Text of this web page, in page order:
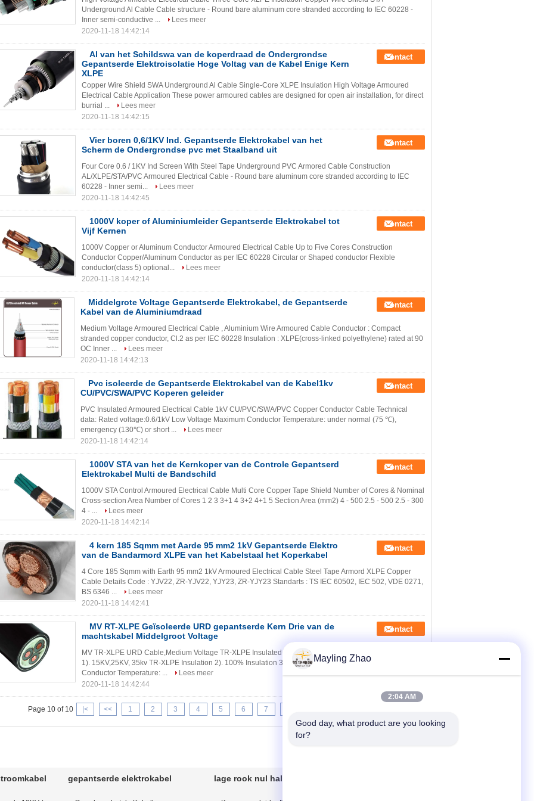
Underground Al Cable Cable structure - Round bare aluminum core stranded according to IEC 60228 -
Inner semi-conductive ...
Lees meer
2020-11-18 14:42:14
Al van het Schildswa van de koperdraad de Ondergrondse
Gepantserde Elektroisolatie Hoge Voltag van de Kabel Enige Kern
XLPE
Contact
Copper Wire Shield SWA Underground Al Cable Single-Core XLPE Insulation High Voltage Armoured
Electrical Cable Application These power armoured cables are designed for open air installation, for direct
burrial ...
Lees meer
2020-11-18 14:42:15
Vier boren 0,6/1KV Ind. Gepantserde Elektrokabel van het
Scherm de Ondergrondse pvc met Staalband uit
Contact
Four Core 0.6 / 1KV Ind Screen With Steel Tape Underground PVC Armored Cable Construction
AL/XLPE/STA/PVC Armoured Electrical Cable - Round bare aluminum core stranded according to IEC
60228 - Inner semi...
Lees meer
2020-11-18 14:42:45
1000V koper of Aluminiumleider Gepantserde Elektrokabel tot
Vijf Kernen
Contact
1000V Copper or Aluminum Conductor Armoured Electrical Cable Up to Five Cores Construction
Conductor Copper/Aluminum Conductor as per IEC 60228 Circular or Shaped conductor Flexible
conductor(class 5) optional...
Lees meer
2020-11-18 14:42:14
Middelgrote Voltage Gepantserde Elektrokabel, de Gepantserde
Kabel van de Aluminiumdraad
Contact
Medium Voltage Armoured Electrical Cable , Aluminium Wire Armoured Cable Conductor : Compact
stranded copper conductor, Cl.2 as per IEC 60228 Insulation : XLPE(cross-linked polyethylene) rated at 90
OC Inner ...
Lees meer
2020-11-18 14:42:13
Pvc isoleerde de Gepantserde Elektrokabel van de Kabel1kv
CU/PVC/SWA/PVC Koperen geleider
Contact
PVC Insulated Armoured Electrical Cable 1kV CU/PVC/SWA/PVC Copper Conductor Cable Technical
data: Rated voltage:0.6/1kV Low Voltage Maximum Conductor Temperature: under normal (75 ℃),
emergency (130℃) or short ...
Lees meer
2020-11-18 14:42:14
1000V STA van het de Kernkoper van de Controle Gepantserd
Elektrokabel Multi de Bandschild
Contact
1000V STA Control Armoured Electrical Cable Multi Core Copper Tape Shield Number of Cores & Nominal
Cross-section Area Number of Cores 1 2 3 3+1 4 3+2 4+1 5 Section Area (mm2) 4 - 500 2.5 - 500 2.5 - 300
4 - ...
Lees meer
2020-11-18 14:42:14
4 kern 185 Sqmm met Aarde 95 mm2 1kV Gepantserde Elektro
van de Bandarmord XLPE van het Kabelstaal het Koperkabel
Contact
4 Core 185 Sqmm with Earth 95 mm2 1kV Armoured Electrical Cable Steel Tape Armord XLPE Copper
Cable Details Code : YJV22, ZR-YJV22, YJY23, ZR-YJY23 Standarts : TS IEC 60502, IEC 502, VDE 0271,
BS 6346 ...
Lees meer
2020-11-18 14:42:41
MV RT-XLPE Geïsoleerde URD gepantserde Kern Drie van de
machtskabel Middelgroot Voltage
Contact
MV TR-XLPE URD Cable,Medium Voltage TR-XLPE Insulated URD Armoured Electrical Cable Property:
1). 15KV,25KV, 35kv TR-XLPE Insulation 2). 100% Insulation 3). Concentric Neutral 4). Maximum
Conductor Temperature: ...
Lees meer
2020-11-18 14:42:44
Page 10 of 10 |< << 1 2 3 4 5 6 7
gepantserde elektrokabel lage rook nul halogeenkabel
Mayling Zhao
2:04 AM
Good day, what product are you looking
for?